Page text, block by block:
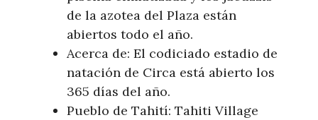
de la azotea del Plaza están
abiertos todo el año.
Acerca de: El codiciado estadio de
natación de Circa está abierto los
365 días del año.
Pueblo de Tahití: Tahiti Village